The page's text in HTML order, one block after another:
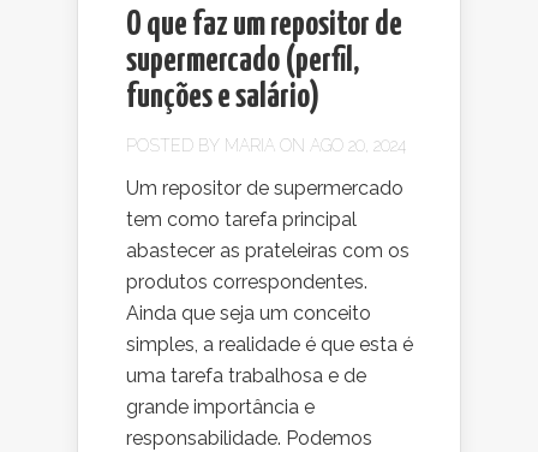
O que faz um repositor de
supermercado (perfil,
funções e salário)
POSTED BY MARIA ON AGO 20, 2024
Um repositor de supermercado
tem como tarefa principal
abastecer as prateleiras com os
produtos correspondentes.
Ainda que seja um conceito
simples, a realidade é que esta é
uma tarefa trabalhosa e de
grande importância e
responsabilidade. Podemos